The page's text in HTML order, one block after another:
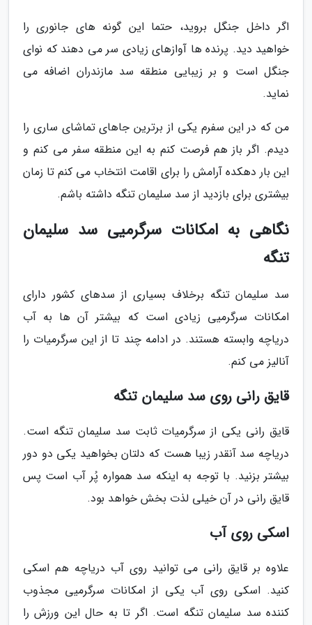
اگر داخل جنگل بروید، حتما این گونه های جانوری را
خواهید دید. پرنده ها آوازهای زیادی سر می دهند که نوای
جنگل است و بر زیبایی منطقه سد مازندران اضافه می
نماید.
من که در این سفرم یکی از برترین جاهای تماشای ساری را
دیدم. اگر باز هم فرصت کنم به این منطقه سفر می کنم و
این بار دهکده آرامش را برای اقامت انتخاب می کنم تا زمان
بیشتری برای بازدید از سد سلیمان تنگه داشته باشم.
نگاهی به امکانات سرگرمیی سد سلیمان
تنگه
سد سلیمان تنگه برخلاف بسیاری از سدهای کشور دارای
امکانات سرگرمیی زیادی است که بیشتر آن ها به آب
دریاچه وابسته هستند. در ادامه چند تا از این سرگرمیات را
آنالیز می کنم.
قایق رانی روی سد سلیمان تنگه
قایق رانی یکی از سرگرمیات ثابت سد سلیمان تنگه است.
دریاچه سد آنقدر زیبا هست که دلتان بخواهید یکی دو دور
بیشتر بزنید. با توجه به اینکه سد همواره پُر آب است پس
قایق رانی در آن خیلی لذت بخش خواهد بود.
اسکی روی آب
علاوه بر قایق رانی می توانید روی آب دریاچه هم اسکی
کنید. اسکی روی آب یکی از امکانات سرگرمیی مجذوب
کننده سد سلیمان تنگه است. اگر تا به حال این ورزش را